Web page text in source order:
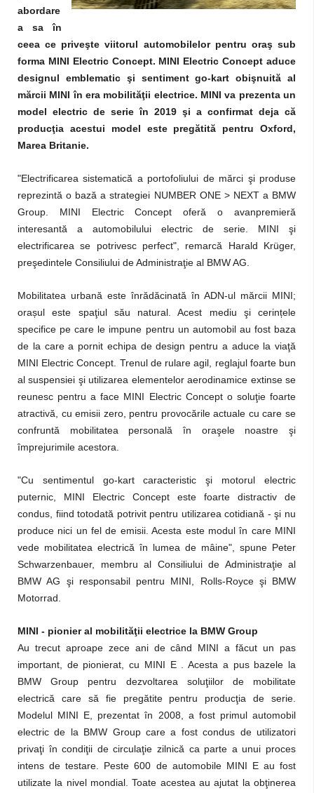
abordare
a sa în
ceea ce priveşte viitorul automobilelor pentru oraş sub
forma MINI Electric Concept. MINI Electric Concept aduce
designul emblematic şi sentiment go-kart obişnuită al
mărcii MINI în era mobilităţii electrice. MINI va prezenta un
model electric de serie în 2019 şi a confirmat deja că
producţia acestui model este pregătită pentru Oxford,
Marea Britanie.
"Electrificarea sistematică a portofoliului de mărci şi produse
reprezintă o bază a strategiei NUMBER ONE > NEXT a BMW
Group. MINI Electric Concept oferă o avanpremieră
interesantă a automobilului electric de serie. MINI şi
electrificarea se potrivesc perfect", remarcă Harald Krüger,
preşedintele Consiliului de Administraţie al BMW AG.
Mobilitatea urbană este înrădăcinată în ADN-ul mărcii MINI;
orașul este spaţiul său natural. Acest mediu şi cerințele
specifice pe care le impune pentru un automobil au fost baza
de la care a pornit echipa de design pentru a aduce la viaţă
MINI Electric Concept. Trenul de rulare agil, reglajul foarte bun
al suspensiei şi utilizarea elementelor aerodinamice extinse se
reunesc pentru a face MINI Electric Concept o soluţie foarte
atractivă, cu emisii zero, pentru provocările actuale cu care se
confruntă mobilitatea personală în oraşele noastre şi
împrejurimile acestora.
"Cu sentimentul go-kart caracteristic şi motorul electric
puternic, MINI Electric Concept este foarte distractiv de
condus, fiind totodată potrivit pentru utilizarea cotidiană - şi nu
produce nici un fel de emisii. Acesta este modul în care MINI
vede mobilitatea electrică în lumea de mâine", spune Peter
Schwarzenbauer, membru al Consiliului de Administraţie al
BMW AG şi responsabil pentru MINI, Rolls-Royce şi BMW
Motorrad.
MINI - pionier al mobilităţii electrice la BMW Group
Au trecut aproape zece ani de când MINI a făcut un pas
important, de pionierat, cu MINI E . Acesta a pus bazele la
BMW Group pentru dezvoltarea soluţiilor de mobilitate
electrică care să fie pregătite pentru producţia de serie.
Modelul MINI E, prezentat în 2008, a fost primul automobil
electric de la BMW Group care a fost condus de utilizatori
privaţi în condiţii de circulaţie zilnică ca parte a unui proces
intens de testare. Peste 600 de automobile MINI E au fost
utilizate la nivel mondial. Toate acestea au ajutat la obţinerea